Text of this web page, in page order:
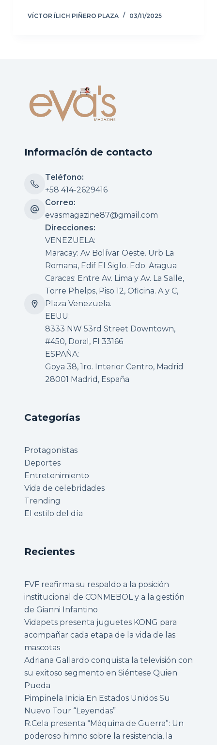
VÍCTOR ÍLICH PIÑERO PLAZA 03/11/2025
Información de contacto
Teléfono:
+58 414-2629416
Correo:
evasmagazine87@gmail.com
Direcciones:
VENEZUELA:
Maracay: Av Bolívar Oeste. Urb La
Romana, Edif El Siglo. Edo. Aragua
Caracas: Entre Av. Lima y Av. La Salle,
Torre Phelps, Piso 12, Oficina. A y C,
Plaza Venezuela.
EEUU:
8333 NW 53rd Street Downtown,
#450, Doral, Fl 33166
ESPAÑA:
Goya 38, 1ro. Interior Centro, Madrid
28001 Madrid, España
Categorías
Protagonistas
Deportes
Entretenimiento
Vida de celebridades
Trending
El estilo del día
Recientes
FVF reafirma su respaldo a la posición
institucional de CONMEBOL y a la gestión
de Gianni Infantino
Vidapets presenta juguetes KONG para
acompañar cada etapa de la vida de las
mascotas
Adriana Gallardo conquista la televisión con
su exitoso segmento en Siéntese Quien
Pueda
Pimpinela Inicia En Estados Unidos Su
Nuevo Tour “Leyendas”
R.Cela presenta “Máquina de Guerra”: Un
poderoso himno sobre la resistencia, la